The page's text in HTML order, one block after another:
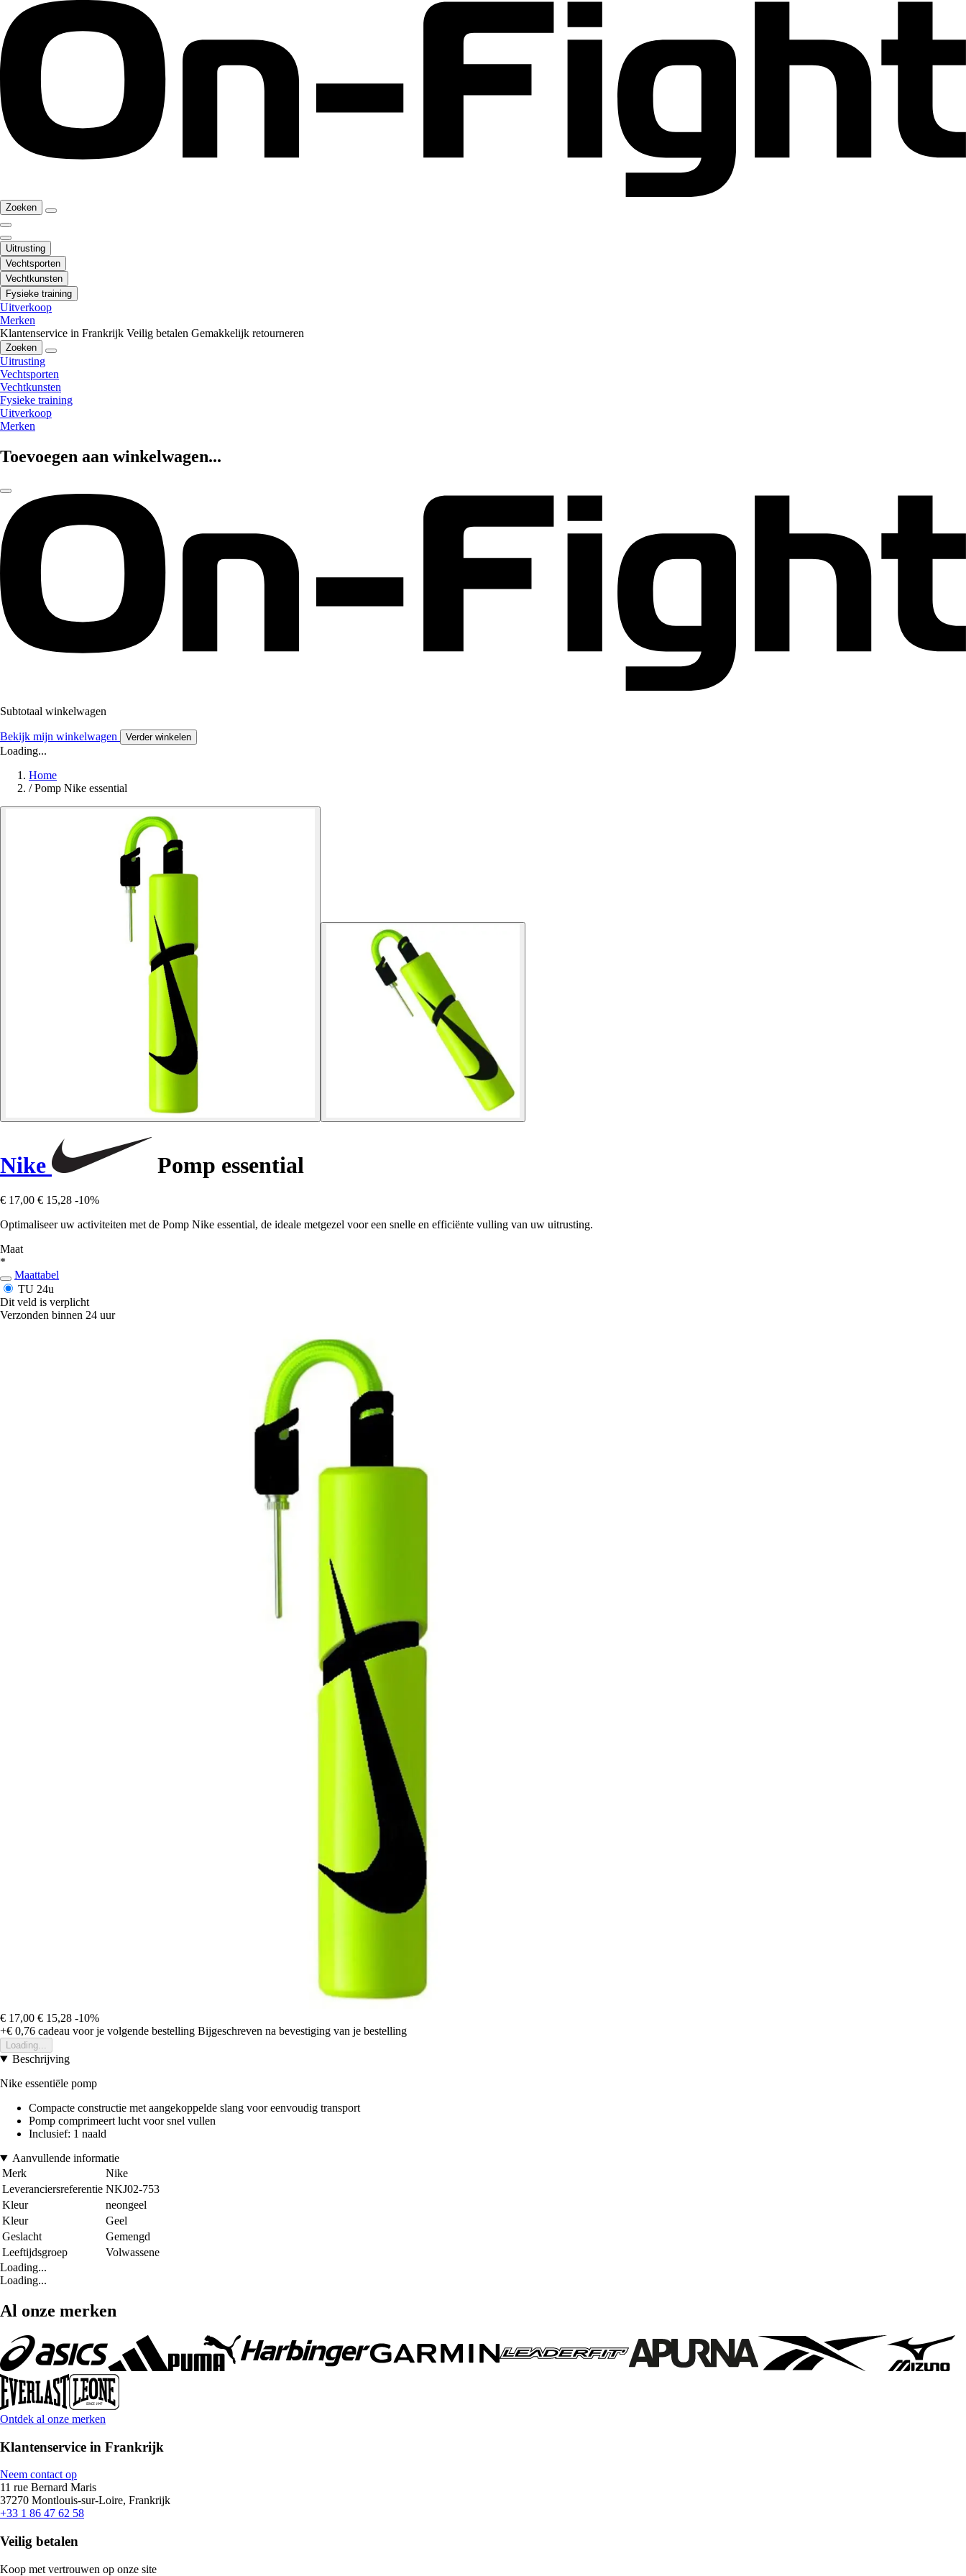
Zoeken
Uitrusting
Vechtsporten
Vechtkunsten
Fysieke training
Uitverkoop
Merken
Klantenservice in Frankrijk Veilig betalen Gemakkelijk retourneren
Zoeken
Uitrusting
Vechtsporten
Vechtkunsten
Fysieke training
Uitverkoop
Merken
Toevoegen aan winkelwagen...
Subtotaal winkelwagen
Bekijk mijn winkelwagen Verder winkelen
Loading...
Home
/ Pomp Nike essential
Nike Pomp essential
€ 17,00 € 15,28 -10%
Optimaliseer uw activiteiten met de Pomp Nike essential, de ideale metgezel voor een snelle en efficiënte vulling van uw uitrusting.
Maat
*
Maattabel
TU 24u
Dit veld is verplicht
Verzonden binnen 24 uur
€ 17,00 € 15,28 -10%
+€ 0,76 cadeau voor je volgende bestelling Bijgeschreven na bevestiging van je bestelling
Loading...
Beschrijving
Nike essentiële pomp
Compacte constructie met aangekoppelde slang voor eenvoudig transport
Pomp comprimeert lucht voor snel vullen
Inclusief: 1 naald
Aanvullende informatie
Merk
Nike
Leveranciersreferentie NKJ02-753
Kleur
neongeel
Kleur
Geel
Geslacht
Gemengd
Leeftijdsgroep
Volwassene
Loading...
Loading...
Al onze merken
Ontdek al onze merken
Klantenservice in Frankrijk
Neem contact op
11 rue Bernard Maris
37270 Montlouis-sur-Loire, Frankrijk
+33 1 86 47 62 58
Veilig betalen
Koop met vertrouwen op onze site